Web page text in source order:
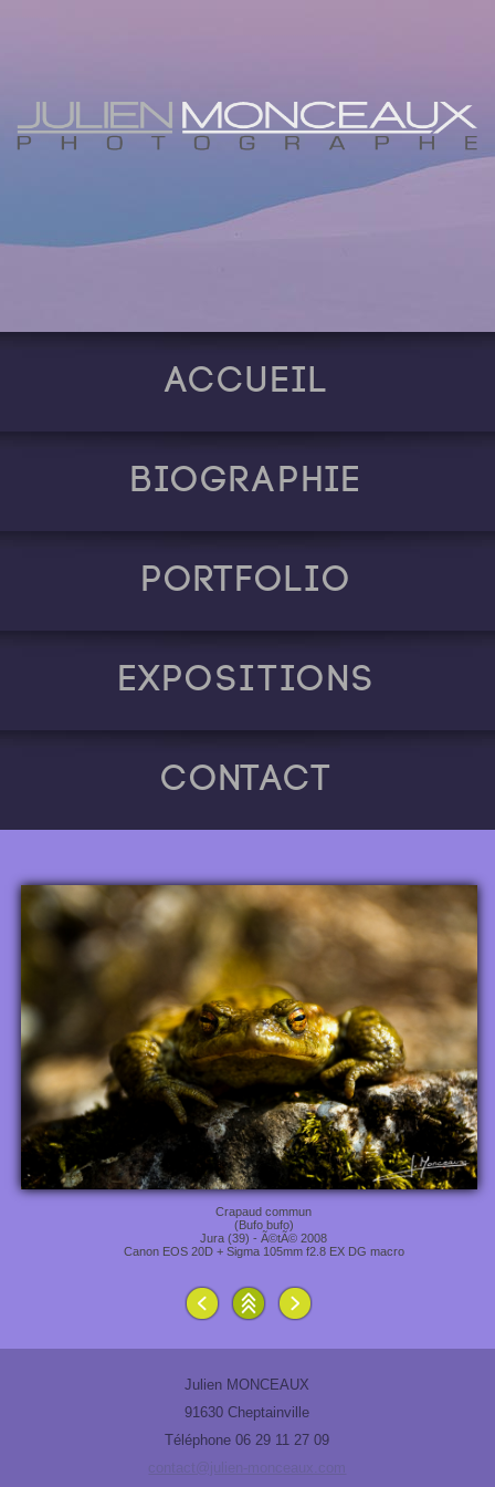
Accueil
Biographie
Portfolio
Expositions
Contact
Crapaud commun
(Bufo bufo)
Jura (39) - Ã©tÃ© 2008
Canon EOS 20D + Sigma 105mm f2.8 EX DG macro
Julien MONCEAUX
91630 Cheptainville
Téléphone 06 29 11 27 09
contact@julien-monceaux.com